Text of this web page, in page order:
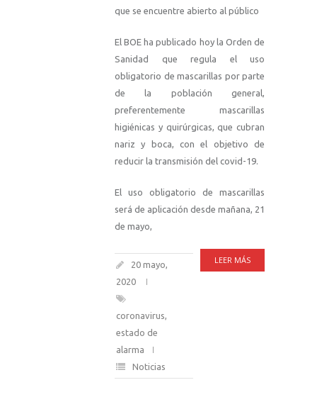
que se encuentre abierto al público
El BOE ha publicado hoy la Orden de
Sanidad que regula el uso
obligatorio de mascarillas por parte
de la población general,
preferentemente mascarillas
higiénicas y quirúrgicas, que cubran
nariz y boca, con el objetivo de
reducir la transmisión del covid-19.
El uso obligatorio de mascarillas
será de aplicación desde mañana, 21
de mayo,
LEER MÁS
20 mayo,
2020
coronavirus,
estado de
alarma
Noticias